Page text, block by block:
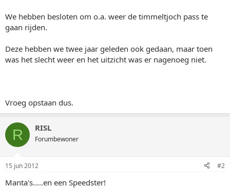
We hebben besloten om o.a. weer de timmeltjoch pass te
gaan rijden.
Deze hebben we twee jaar geleden ook gedaan, maar toen
was het slecht weer en het uitzicht was er nagenoeg niet.
Vroeg opstaan dus.
R RISL
Forumbewoner
15 jun 2012 #2
Manta's.....en een Speedster!